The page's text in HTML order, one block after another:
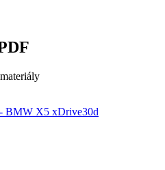
BMW X5 xDrive30d